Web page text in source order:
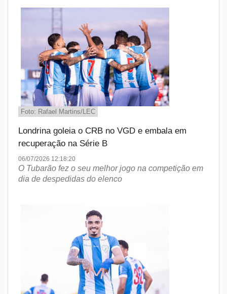
Foto: Rafael Martins/LEC
Londrina goleia o CRB no VGD e embala em
recuperação na Série B
06/07/2026 12:18:20
O Tubarão fez o seu melhor jogo na competição em
dia de despedidas do elenco